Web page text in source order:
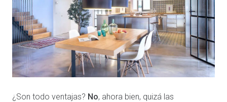
¿Son todo ventajas? No, ahora bien, quizá las